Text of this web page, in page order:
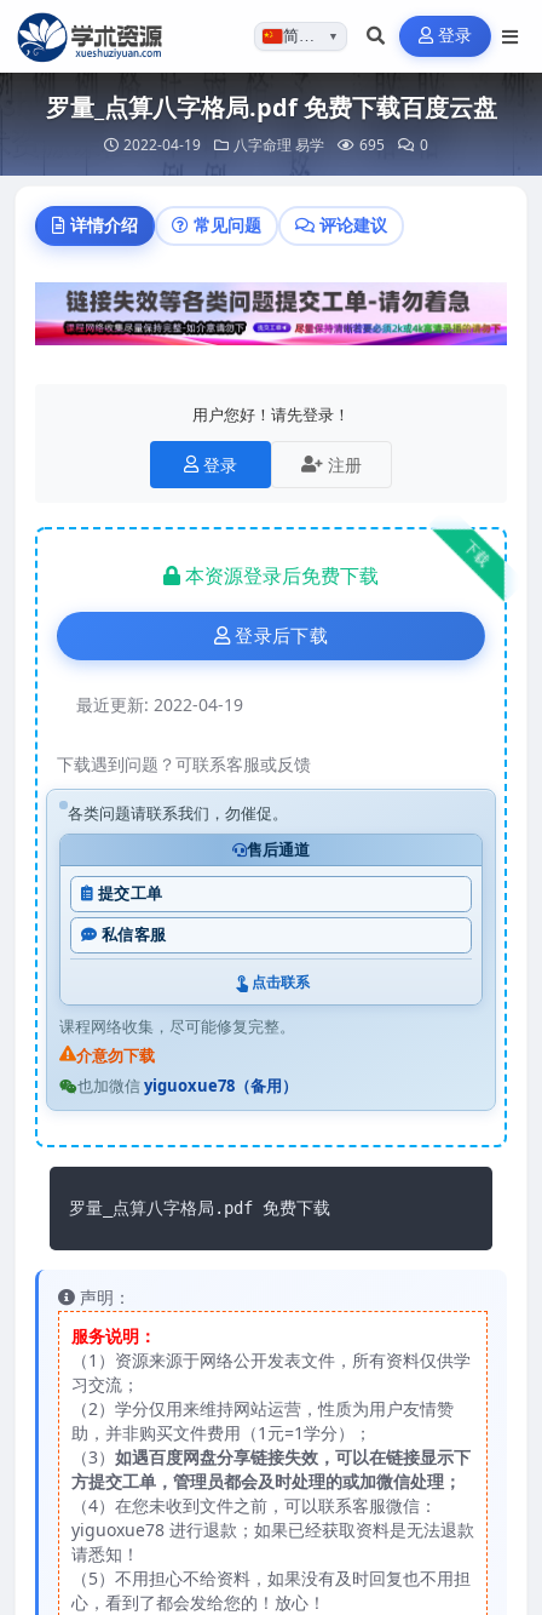
简体…▼ 登录
罗量_点算八字格局.pdf 免费下载百度云盘
2022-04-19 八字命理 易学 695 0
详情介绍 常见问题 评论建议
用户您好！请先登录！
登录 注册
下载
本资源登录后免费下载
登录后下载
最近更新: 2022-04-19
下载遇到问题？可联系客服或反馈
各类问题请联系我们，勿催促。
售后通道
提交工单
私信客服
点击联系
课程网络收集，尽可能修复完整。
介意勿下载
也加微信yiguoxue78（备用）
声明：
服务说明：
（1）资源来源于网络公开发表文件，所有资料仅供学
习交流；
（2）学分仅用来维持网站运营，性质为用户友情赞
助，并非购买文件费用（1元=1学分）；
（3） 如遇百度网盘分享链接失效，可以在链接显示下
方提交工单，管理员都会及时处理的或加微信处理；
（4）在您未收到文件之前，可以联系客服微信：
yiguoxue78 进行退款；如果已经获取资料是无法退款
请悉知！
（5）不用担心不给资料，如果没有及时回复也不用担
心，看到了都会发给您的！放心！